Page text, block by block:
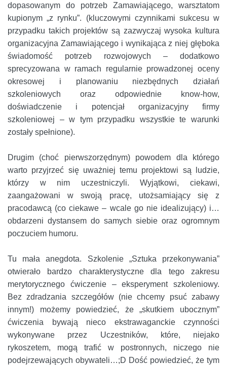
dopasowanym do potrzeb Zamawiającego, warsztatom
kupionym „z rynku”. (kluczowymi czynnikami sukcesu w
przypadku takich projektów są zazwyczaj wysoka kultura
organizacyjna Zamawiającego i wynikająca z niej głęboka
świadomość potrzeb rozwojowych – dodatkowo
sprecyzowana w ramach regularnie prowadzonej oceny
okresowej i planowaniu niezbędnych działań
szkoleniowych oraz odpowiednie know-how,
doświadczenie i potencjał organizacyjny firmy
szkoleniowej – w tym przypadku wszystkie te warunki
zostały spełnione).
Drugim (choć pierwszorzędnym) powodem dla którego
warto przyjrzeć się uważniej temu projektowi są ludzie,
którzy w nim uczestniczyli. Wyjątkowi, ciekawi,
zaangażowani w swoją pracę, utożsamiający się z
pracodawcą (co ciekawe – wcale go nie idealizujący) i…
obdarzeni dystansem do samych siebie oraz ogromnym
poczuciem humoru.
Tu mała anegdota. Szkolenie „Sztuka przekonywania”
otwierało bardzo charakterystyczne dla tego zakresu
merytorycznego ćwiczenie – eksperyment szkoleniowy.
Bez zdradzania szczegółów (nie chcemy psuć zabawy
innym!) możemy powiedzieć, że „skutkiem ubocznym”
ćwiczenia bywają nieco ekstrawaganckie czynności
wykonywane przez Uczestników, które, niejako
rykoszetem, mogą trafić w postronnych, niczego nie
podejrzewających obywateli…;D Dość powiedzieć, że tym